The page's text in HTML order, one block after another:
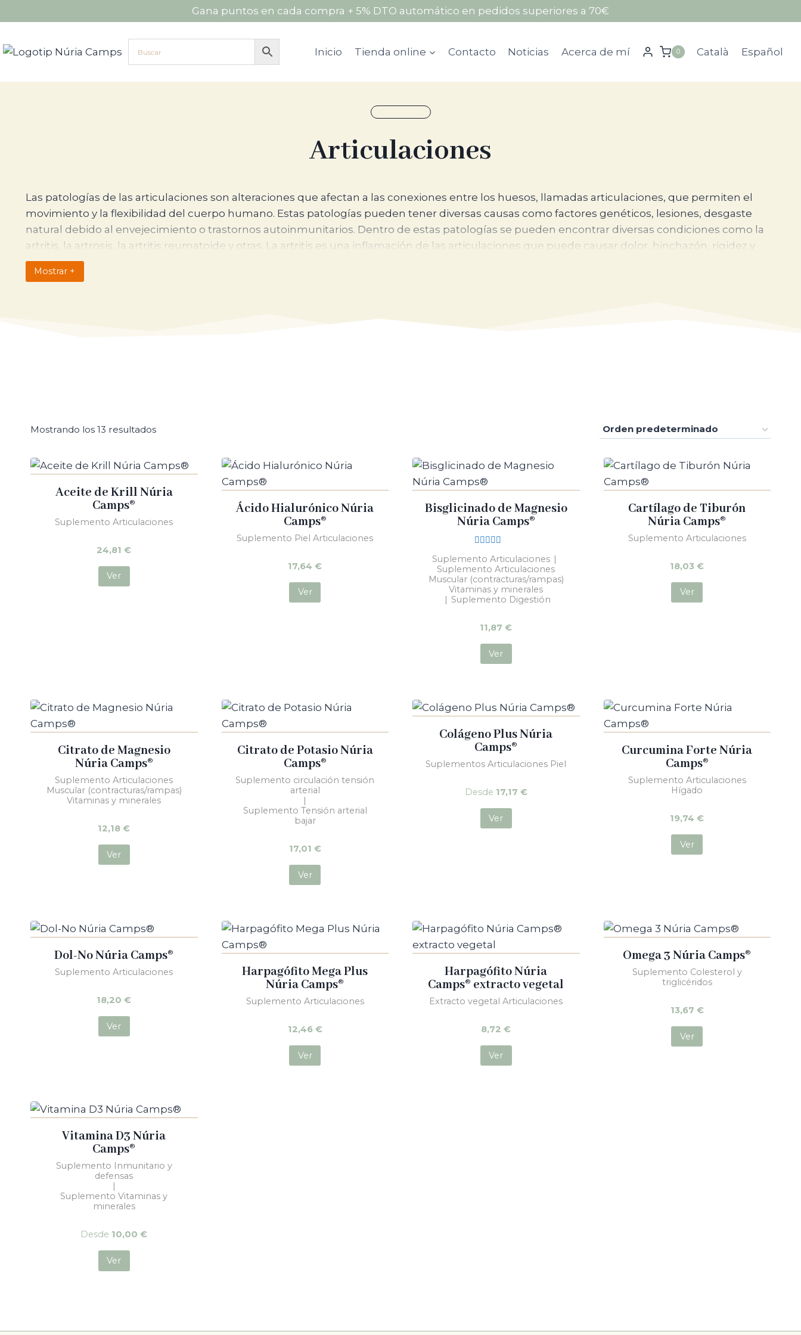
al
Gana puntos en cada compra + 5% DTO automático en pedidos superiores a 70€
Inicio Tienda online Contacto Noticias Acerca de mí 0 Català Español
Articulaciones
Las patologías de las articulaciones son alteraciones que afectan a las conexiones entre los huesos, llamadas articulaciones, que permiten el
movimiento y la flexibilidad del cuerpo humano. Estas patologías pueden tener diversas causas como factores genéticos, lesiones, desgaste
natural debido al envejecimiento o trastornos autoinmunitarios. Dentro de estas patologías se pueden encontrar diversas condiciones como la
artritis, la artrosis, la artritis reumatoide y otras. La artritis es una inflamación de las articulaciones que puede causar dolor, hinchazón, rigidez y
dificultad de movimiento. Puede deberse a factores como la edad, el uso excesivo, los trastornos autoinmunitarios o infecciones. La artrosis,
también conocida como osteoartritis, es una condición degenerativa caracterizada por la erosión del cartílago que cubre las superficies
provocar inflamación, dolor y deformidades a largo plazo. Otras patologías articulares pueden incluir borsitis (inflamación de las bolsas serosas
Mostrar +
Mostrando los 13 resultados
Aceite de Krill Núria
Camps®
Suplemento Articulaciones
24,81€
Ver
Ácido Hialurónico Núria
Camps®
Suplemento Piel Articulaciones
17,64€
Ver
Bisglicinado de Magnesio
Núria Camps®
con
5.00
de 5
Suplemento Articulaciones |
Suplemento Articulaciones
Muscular (contracturas/rampas)
Vitaminas y minerales
| Suplemento Digestión
11,87€
Ver
Cartílago de Tiburón
Núria Camps®
Suplemento Articulaciones
18,03€
Ver
Citrato de Magnesio
Núria Camps®
Suplemento Articulaciones
Muscular (contracturas/rampas)
Vitaminas y minerales
12,18€
Ver
Citrato de Potasio Núria
Camps®
Suplemento circulación tensión
arterial
Suplemento Tensión arterial
bajar
17,01 €
Ver
Colágeno Plus Núria
Camps®
Suplementos Articulaciones Piel
Desde 17,17 €
Ver
Curcumina Forte Núria
Camps®
Suplemento Articulaciones
Hígado
19,74€
Ver
Dol-No Núria Camps®
Suplemento Articulaciones
18,20€
Ver
Harpagófito Mega Plus
Núria Camps®
Suplemento Articulaciones
12,46 €
Ver
Harpagófito Núria
Camps® extracto vegetal
Extracto vegetal Articulaciones
8,72€
Ver
Omega 3 Núria Camps®
Suplemento Colesterol y
triglicéridos
13,67 €
Ver
Vitamina D3 Núria
Camps®
Suplemento Inmunitario y
defensas
Suplemento Vitaminas y
minerales
Desde 10,00€
Ver